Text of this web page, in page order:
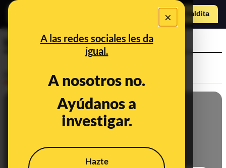
×
A las redes sociales les da
igual.
A nosotros no.
Ayúdanos a
investigar.
Hazte
Hazte Maldita